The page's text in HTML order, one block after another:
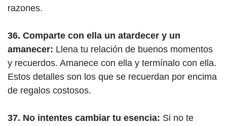
razones.
36. Comparte con ella un atardecer y un
amanecer: Llena tu relación de buenos momentos
y recuerdos. Amanece con ella y termínalo con ella.
Estos detalles son los que se recuerdan por encima
de regalos costosos.
37. No intentes cambiar tu esencia: Si no te